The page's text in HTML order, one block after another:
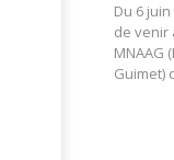
Du 6
de venir
MNAAG
Guimet)